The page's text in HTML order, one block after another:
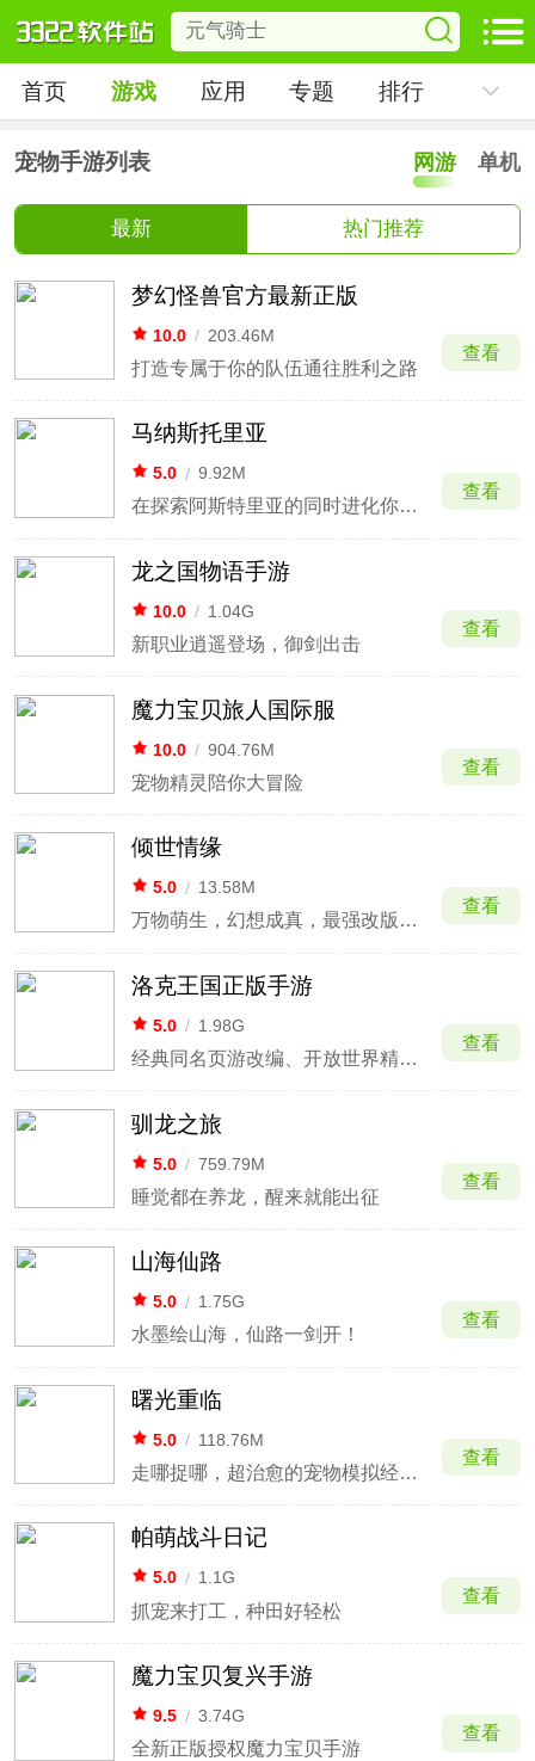
首页 游戏 应用 专题 排行
宠物手游列表 网游 单机
最新 热门推荐
梦幻怪兽官方最新正版
10.0 / 203.46M
打造专属于你的队伍通往胜利之路
查看
马纳斯托里亚
5.0 / 9.92M
在探索阿斯特里亚的同时进化你的英雄
查看
龙之国物语手游
10.0 / 1.04G
新职业逍遥登场，御剑出击
查看
魔力宝贝旅人国际服
10.0 / 904.76M
宠物精灵陪你大冒险
查看
倾世情缘
5.0 / 13.58M
万物萌生，幻想成真，最强改版演绎新国风
查看
洛克王国正版手游
5.0 / 1.98G
经典同名页游改编、开放世界精灵捕捉对战RPG
查看
驯龙之旅
5.0 / 759.79M
睡觉都在养龙，醒来就能出征
查看
山海仙路
5.0 / 1.75G
水墨绘山海，仙路一剑开！
查看
曙光重临
5.0 / 118.76M
走哪捉哪，超治愈的宠物模拟经营手游
查看
帕萌战斗日记
5.0 / 1.1G
抓宠来打工，种田好轻松
查看
魔力宝贝复兴手游
9.5 / 3.74G
全新正版授权魔力宝贝手游
查看